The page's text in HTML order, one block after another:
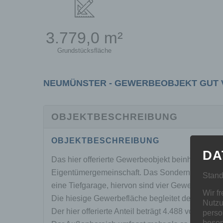
3.779,0 m²
Grundstücksfläche
NEUMÜNSTER - GEWERBEOBJEKT GUT
OBJEKTBESCHREIBUNG
OBJEKTBESCHREIBUNG
Das hier offerierte Gewerbeobjekt beinhaltet
Eigentümergemeinschaft. Das
eine Tiefgarage, hiervon sind vier
Die hiesige Gewerbefläche begleitet den
Der hier offerierte Anteil beträgt 4.488 von
Wir